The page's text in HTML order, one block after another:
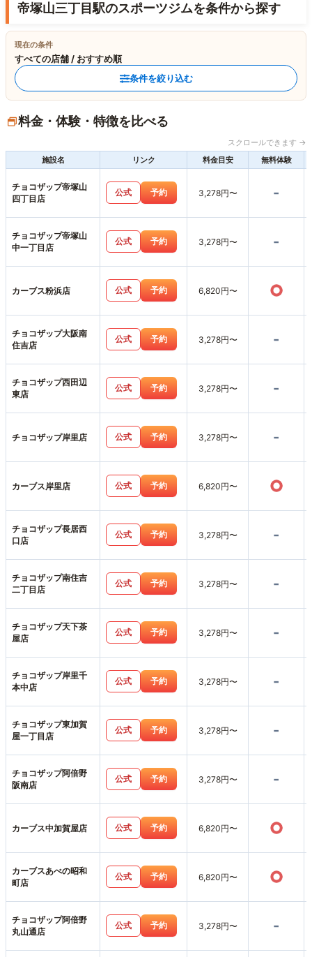
帝塚山三丁目駅のスポーツジムを条件から探す
現在の条件
すべての店舗 / おすすめ順
条件を絞り込む
料金・体験・特徴を比べる
スクロールできます →
施設名
リンク 料金目安 無料体験
チョコザップ帝塚山
四丁目店
公式 予約 3,278円〜 -
チョコザップ帝塚山
中一丁目店
公式 予約 3,278円〜 -
カーブス粉浜店 公式 予約 6,820円〜 ○
チョコザップ大阪南
住吉店
公式 予約 3,278円〜 -
チョコザップ西田辺
東店
公式 予約 3,278円〜 -
チョコザップ岸里店 公式 予約 3,278円〜 -
カーブス岸里店 公式 予約 6,820円〜 ○
チョコザップ長居西
口店
公式 予約 3,278円〜 -
チョコザップ南住吉
二丁目店
公式 予約 3,278円〜 -
チョコザップ天下茶
屋店
公式 予約 3,278円〜 -
チョコザップ岸里千
本中店
公式 予約 3,278円〜 -
チョコザップ東加賀
屋一丁目店
公式 予約 3,278円〜 -
チョコザップ阿倍野
阪南店
公式 予約 3,278円〜 -
カーブス中加賀屋店 公式 予約 6,820円〜 ○
カーブスあべの昭和
町店
公式 予約 6,820円〜 ○
チョコザップ阿倍野
丸山通店
公式 予約 3,278円〜 -